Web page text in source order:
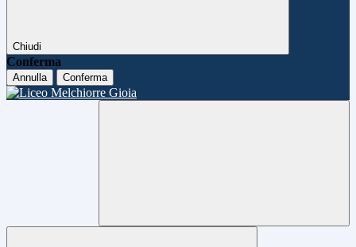
Chiudi
Conferma
Annulla Conferma